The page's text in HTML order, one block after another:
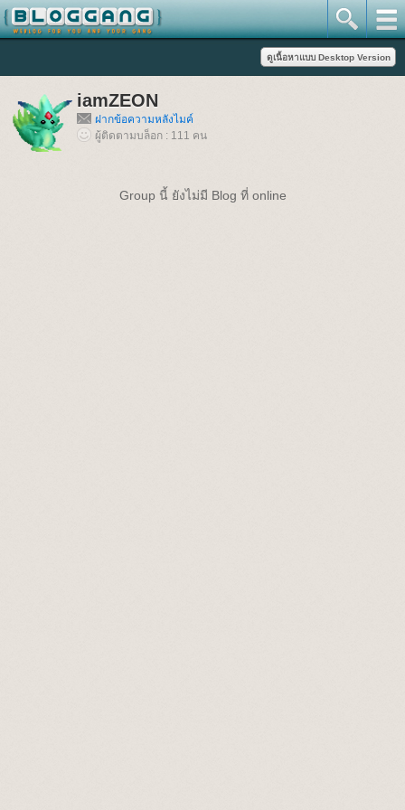
iamZEON
ฝากข้อความหลังไมค์
ผู้ติดตามบล็อก : 111 คน
Group นี้ ยังไม่มี Blog ที่ online